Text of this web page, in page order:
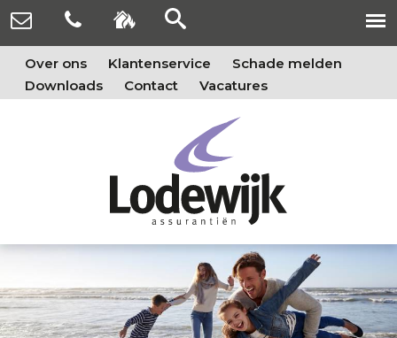
Over ons Klantenservice
Schade melden
Downloads
Contact Vacatures